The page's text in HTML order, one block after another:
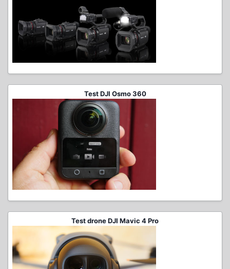
Test DJI Osmo 360
Test drone DJI Mavic 4 Pro